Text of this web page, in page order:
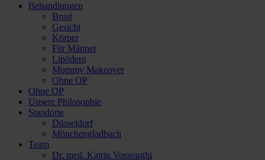
Behandlungen
Brust
Gesicht
Körper
Für Männer
Lipödem
Mommy Makeover
Ohne OP
Ohne OP
Unsere Philosophie
Standorte
Düsseldorf
Mönchengladbach
Team
Dr. med. Katrin Vossoughi